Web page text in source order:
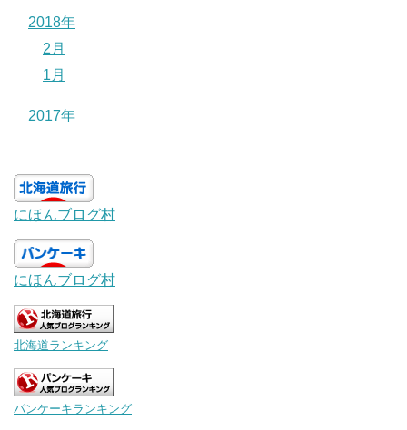
2018年
2月
1月
2017年
にほんブログ村
にほんブログ村
北海道ランキング
パンケーキランキング